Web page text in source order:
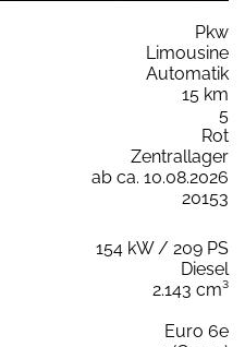
Pkw
Limousine
Automatik
15 km
5
Rot
Zentrallager
ab ca. 10.08.2026
20153
154 kW / 209 PS
Diesel
2.143 cm³
Euro 6e